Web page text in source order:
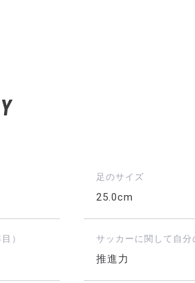
足のサイズ
25.0cm
） サッカーに関して自分
推進力